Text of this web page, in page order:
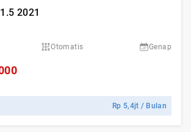
2021
Otomatis Genap
Rp 5,4jt / Bulan